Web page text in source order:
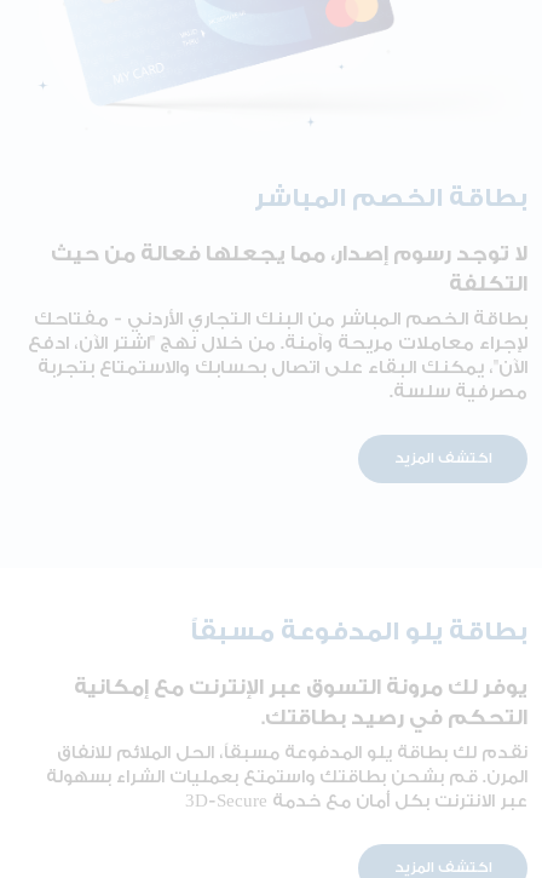
بطاقة الخصم المباشر
لا توجد رسوم إصدار، مما يجعلها فعالة من حيث
التكلفة
بطاقة الخصم المباشر من البنك التجاري الأردني - مفتاحك
لإجراء معاملات مريحة وآمنة. من خلال نهج "اشتر الآن، ادفع
الآن"، يمكنك البقاء على اتصال بحسابك والاستمتاع بتجربة
مصرفية سلسة.
اكتشف المزيد
بطاقة يلو المدفوعة مسبقاً
يوفر لك مرونة التسوق عبر الإنترنت مع إمكانية
التحكم في رصيد بطاقتك.
نقدم لك بطاقة يلو المدفوعة مسبقاً، الحل الملائم للانفاق
المرن. قم بشحن بطاقتك واستمتع بعمليات الشراء بسهولة
عبر الانترنت بكل أمان مع خدمة 3D-Secure
اكتشف المزيد